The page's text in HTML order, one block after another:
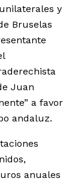
y
Bruselas
Juan
a favor
andaluz.
anuales